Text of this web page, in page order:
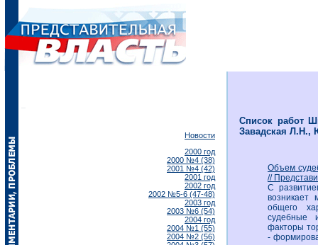
Новости
2000 год
2000 №4 (38)
2001 №4 (42)
2001 год
2002 год
2002 №5-6 (47-48)
2003 год
2003 №6 (54)
2004 год
2004 №1 (55)
2004 №2 (56)
Список работ
Завадская
Объем
//
С
возникает
общего
судебные
факторы
-